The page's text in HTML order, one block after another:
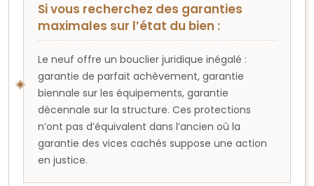
Si vous recherchez des garanties
maximales sur l’état du bien :
Le neuf offre un bouclier juridique inégalé :
garantie de parfait achèvement, garantie
biennale sur les équipements, garantie
décennale sur la structure. Ces protections
n’ont pas d’équivalent dans l’ancien où la
garantie des vices cachés suppose une action
en justice.